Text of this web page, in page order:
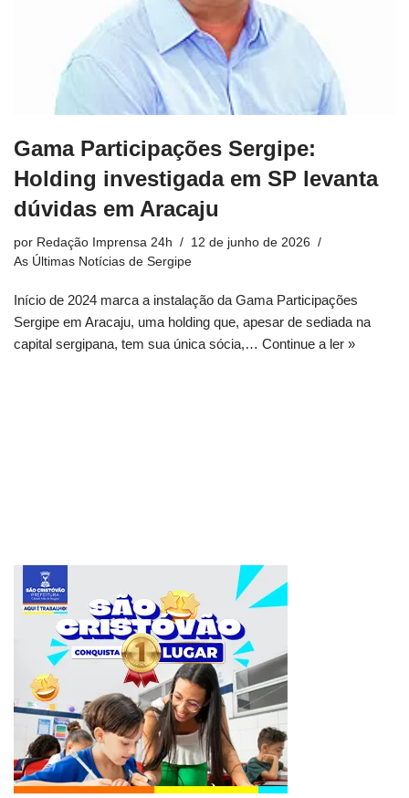
Gama Participações Sergipe:
Holding investigada em SP levanta
dúvidas em Aracaju
por Redação Imprensa 24h
12 de junho de 2026
As Últimas Notícias de Sergipe
Início de 2024 marca a instalação da Gama Participações
Sergipe em Aracaju, uma holding que, apesar de sediada na
capital sergipana, tem sua única sócia,… Continue a ler »